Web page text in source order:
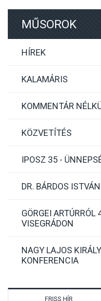
MŰSOROK
HÍREK
KALAMÁRIS
KOMMENTÁR
KÖZVETÍTÉS
IPOSZ 35 -
DR. BÁRDOS
GÖRGEI ARTÚRRÓL
VISEGRÁDON
NAGY LAJOS
KONFERENCIA
FRISS HÍR